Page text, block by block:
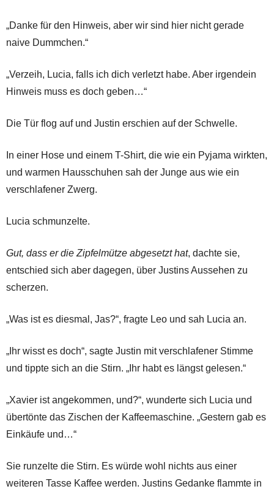
„Danke für den Hinweis, aber wir sind hier nicht gerade
naive Dummchen.“
„Verzeih, Lucia, falls ich dich verletzt habe. Aber irgendein
Hinweis muss es doch geben…“
Die Tür flog auf und Justin erschien auf der Schwelle.
In einer Hose und einem T-Shirt, die wie ein Pyjama wirkten,
und warmen Hausschuhen sah der Junge aus wie ein
verschlafener Zwerg.
Lucia schmunzelte.
Gut, dass er die Zipfelmütze abgesetzt hat, dachte sie,
entschied sich aber dagegen, über Justins Aussehen zu
scherzen.
„Was ist es diesmal, Jas?“, fragte Leo und sah Lucia an.
„Ihr wisst es doch“, sagte Justin mit verschlafener Stimme
und tippte sich an die Stirn. „Ihr habt es längst gelesen.“
„Xavier ist angekommen, und?“, wunderte sich Lucia und
übertönte das Zischen der Kaffeemaschine. „Gestern gab es
Einkäufe und…“
Sie runzelte die Stirn. Es würde wohl nichts aus einer
weiteren Tasse Kaffee werden. Justins Gedanke flammte in